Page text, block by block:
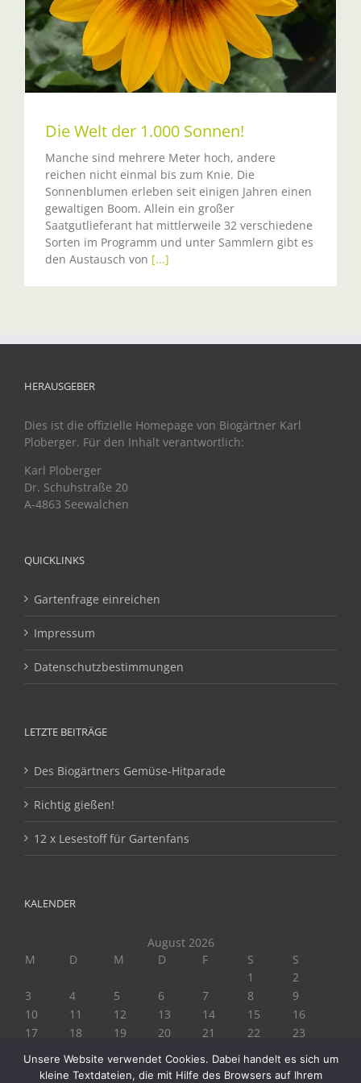
Die Welt der 1.000 Sonnen!
Manche sind mehrere Meter hoch, andere
reichen nicht einmal bis zum Knie. Die
Sonnenblumen erleben seit einigen Jahren einen
gewaltigen Boom. Allein ein großer
Saatgutlieferant hat mittlerweile 32 verschiedene
Sorten im Programm und unter Sammlern gibt es
den Austausch von [...]
HERAUSGEBER
Dies ist die offizielle Homepage von Biogärtner Karl
Ploberger. Für den Inhalt verantwortlich:
Karl Ploberger
Dr. Schuhstraße 20
A-4863 Seewalchen
QUICKLINKS
Gartenfrage einreichen
Impressum
Datenschutzbestimmungen
LETZTE BEITRÄGE
Des Biogärtners Gemüse-Hitparade
Richtig gießen!
12 x Lesestoff für Gartenfans
KALENDER
August 2026
M
D M D F S
S
1
2
3
4 5 6 7 8
9
10
11 12 13 14 15
16
17
18 19 20 21 22
23
Unsere Website verwendet Cookies. Dabei handelt es sich um
kleine Textdateien, die mit Hilfe des Browsers auf Ihrem